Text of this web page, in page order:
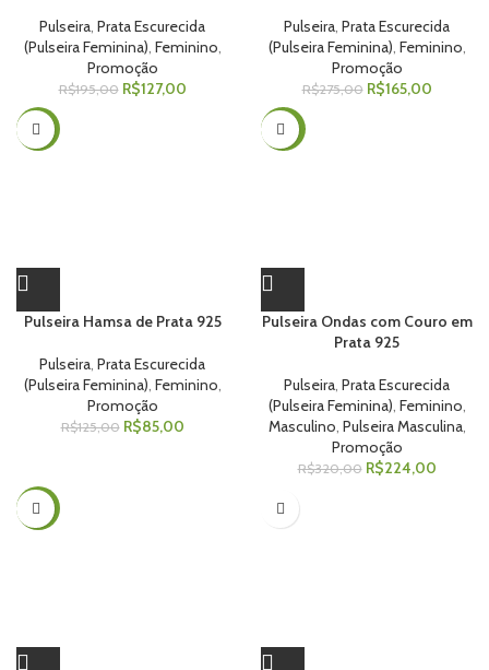
Pulseira, Prata Escurecida
(Pulseira Feminina), Feminino,
Promoção
R$195,00 R$127,00
Pulseira, Prata Escurecida
(Pulseira Feminina), Feminino,
Promoção
R$275,00 R$165,00
-32%
Pulseira Hamsa de Prata 925
Pulseira, Prata Escurecida
(Pulseira Feminina), Feminino,
Promoção
R$125,00 R$85,00
-30%
Pulseira Ondas com Couro em
Prata 925
Pulseira, Prata Escurecida
(Pulseira Feminina), Feminino,
Masculino, Pulseira Masculina,
Promoção
R$320,00 R$224,00
-10%